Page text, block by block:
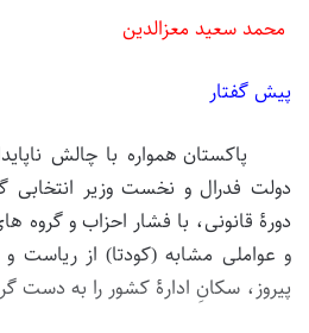
محمد سعید معزالدین
پیش گفتار
پاکستان همواره با چالش
دولت فدرال و نخست وزیر
دورۀ قانونی، با فشار احزاب و
و عواملی مشابه (کودتا) از ریاست
پیروز، سکانِ ادارۀ کشور را به دست